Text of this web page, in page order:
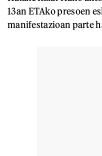
13an ETAko presoen
manifestazioan parte